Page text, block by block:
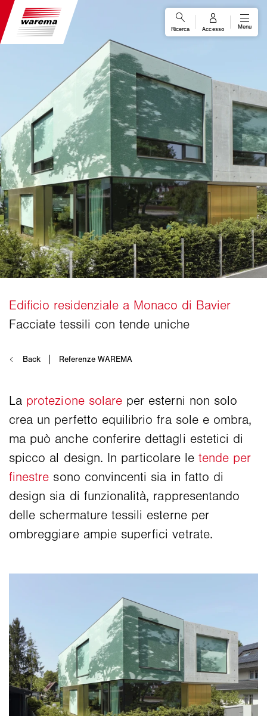
La protezione solare per esterni non solo
crea un perfetto equilibrio fra sole e ombra,
ma può anche conferire dettagli estetici di
spicco al design. In particolare le tende per
finestre sono convincenti sia in fatto di
design sia di funzionalità, rappresentando
delle schermature tessili esterne per
ombreggiare ampie superfici vetrate.